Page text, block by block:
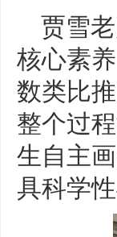
贾雪
核心素
数类比
整个过
生自主
具科学